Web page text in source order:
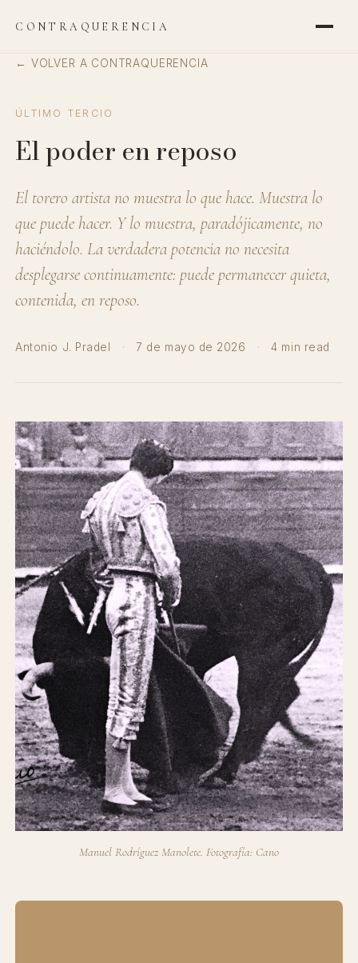
CONTRAQUERENCIA
← VOLVER A CONTRAQUERENCIA
ÚLTIMO TERCIO
El poder en reposo
El torero artista no muestra lo que hace. Muestra lo
que puede hacer. Y lo muestra, paradójicamente, no
haciéndolo. La verdadera potencia no necesita
desplegarse continuamente: puede permanecer quieta,
contenida, en reposo.
Antonio J. Pradel · 7 de mayo de 2026 · 4 min read
Manuel Rodríguez Manolete. Fotografía: Cano